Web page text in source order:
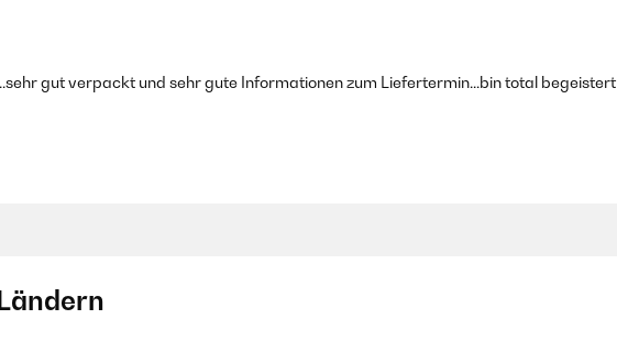
gut verpackt und sehr gute Informationen zum Liefertermin...bin total begeistert